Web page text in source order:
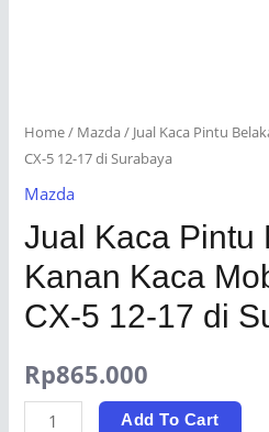
Home/ Mazda/ Jual Kaca Pintu
CX-5 12-17 di Surabaya
Mazda
Jual Kaca Pintu
Kanan Kaca
CX-5 12-17 di
Rp865.000
Jual
Add To Cart